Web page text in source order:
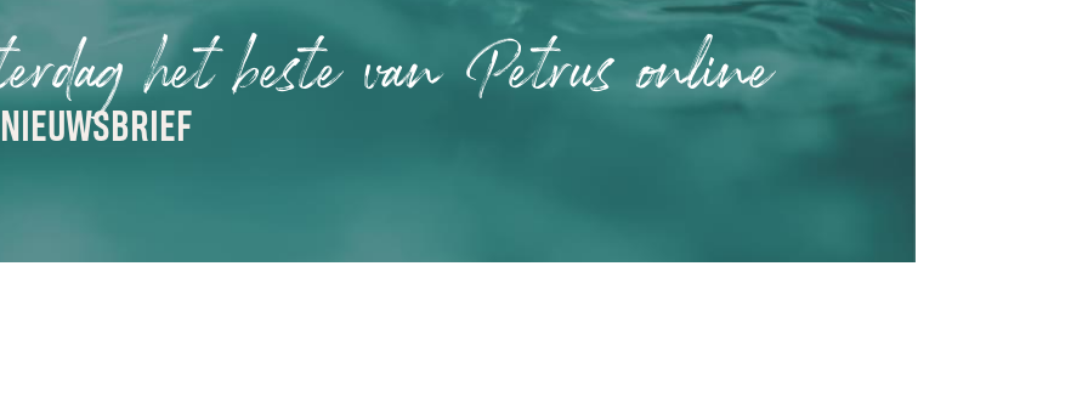
het beste van Petrus online